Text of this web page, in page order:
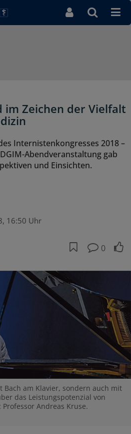
im Zeichen der Vielfalt
Internistenkongresses 2018 –
Abendveranstaltung gab
und Einsichten.
16:50 Uhr
0
am Klavier, sondern auch mit
das Leistungspotenzial von
Andreas Kruse.